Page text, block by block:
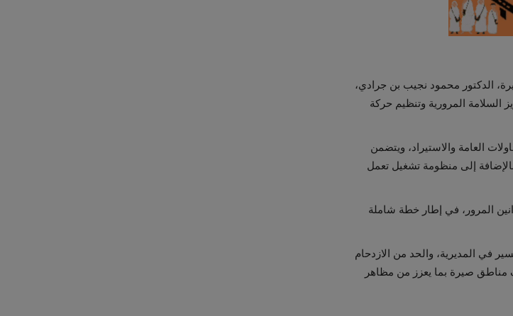
الدكتور محمود نجيب بن جرادي،
المرورية وتنظيم حركة
العامة والاستيراد، ويتضمن
مخصصة للمشاة، بالإضافة إلى منظومة تشغيل تعمل
المرور، في إطار خطة شاملة
في المديرية، والحد من الازدحام
مناطق صيرة بما يعزز من مظاهر